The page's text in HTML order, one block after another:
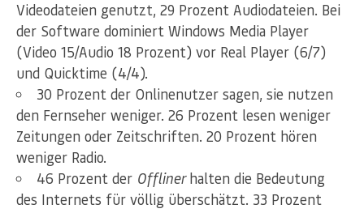
Videodateien genutzt, 29 Prozent Audiodateien. Bei
der Software dominiert Windows Media Player
(Video 15/Audio 18 Prozent) vor Real Player (6/7)
und Quicktime (4/4).
30 Prozent der Onlinenutzer sagen, sie nutzen
den Fernseher weniger. 26 Prozent lesen weniger
Zeitungen oder Zeitschriften. 20 Prozent hören
weniger Radio.
46 Prozent der Offlinerhalten die Bedeutung
des Internets für völlig überschätzt. 33 Prozent